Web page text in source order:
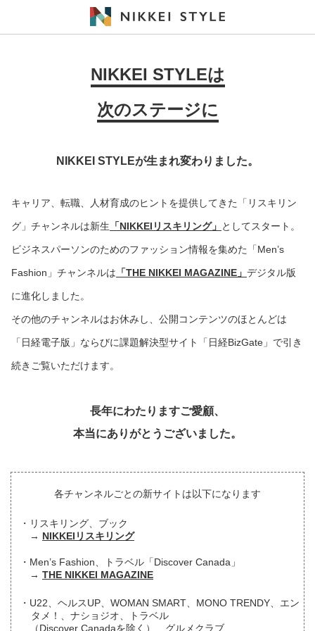
NIKKEI STYLEは
次のステージに
NIKKEI STYLEが生まれ変わりました。
キャリア、転職、人材育成のヒントを提供してきた「リスキリン
グ」チャンネルは新生 「NIKKEIリスキリング」 としてスタート。
ビジネスパーソンのためのファッション情報を集めた「Men’s
Fashion」チャンネルは 「THE NIKKEI MAGAZINE」 デジタル版
に進化しました。
その他のチャンネルはお休みし、公開コンテンツのほとんどは
「日経電子版」ならびに課題解決型サイト「日経BizGate」で引き
続きご覧いただけます。
長年にわたりますご愛顧、
本当にありがとうございました。
各チャンネルごとの新サイトは以下になります
リスキリング、ブック
NIKKEIリスキリング
Men’s Fashion、トラベル「Discover Canada」
THE NIKKEI MAGAZINE
U22、ヘルスUP、WOMAN SMART、MONO TRENDY、エン
タメ！、ナショジオ、トラベル
（Discover Canadaを除く）、グルメクラブ